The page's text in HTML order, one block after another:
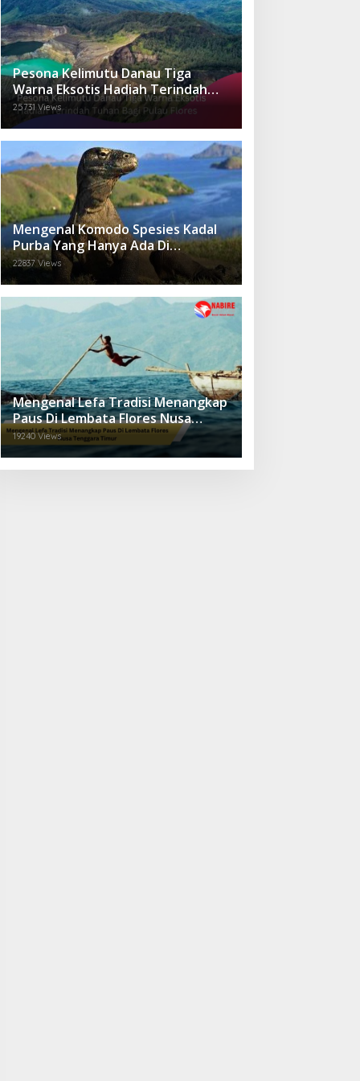
Pesona Kelimutu Danau Tiga
Warna Eksotis Hadiah Terindah
Tuhan Bagi Pulau Flores
25731 Views
Mengenal Komodo Spesies Kadal
Purba Yang Hanya Ada Di
Indonesia.
22837 Views
Mengenal Lefa Tradisi Menangkap
Paus Di Lembata Flores Nusa
Tenggara Timur
19240 Views